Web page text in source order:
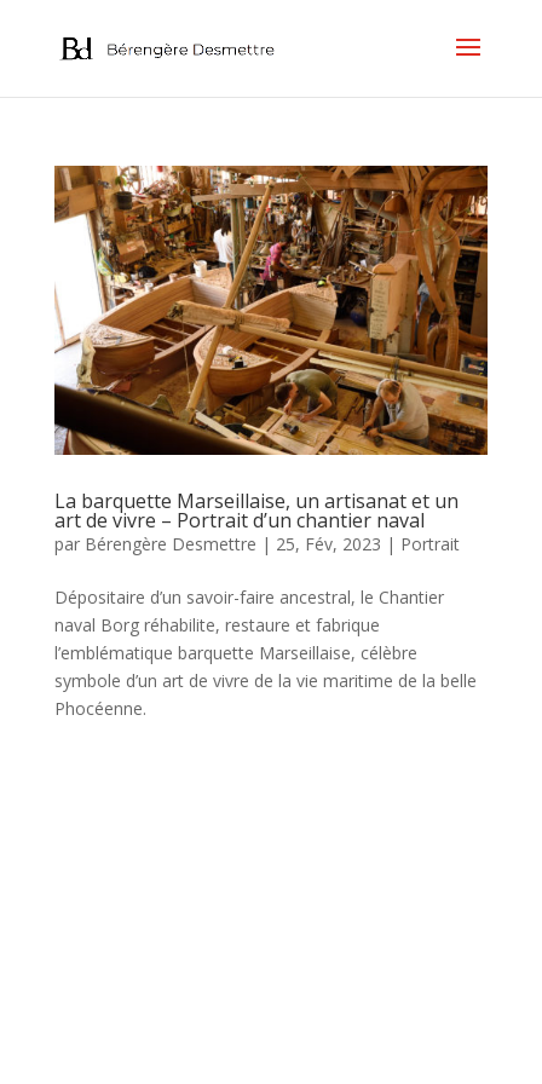
La barquette Marseillaise, un artisanat et un
art de vivre – Portrait d’un chantier naval
par Bérengère Desmettre | 25, Fév, 2023 | Portrait
Dépositaire d’un savoir-faire ancestral, le Chantier
naval Borg réhabilite, restaure et fabrique
l’emblématique barquette Marseillaise, célèbre
symbole d’un art de vivre de la vie maritime de la belle
Phocéenne.